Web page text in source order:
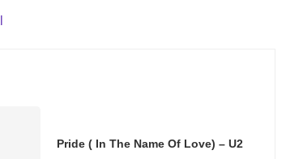
Pride ( In The Name Of Love) – U2